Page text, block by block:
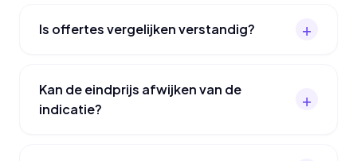
Is offertes vergelijken verstandig?
Kan de eindprijs afwijken van de
indicatie?